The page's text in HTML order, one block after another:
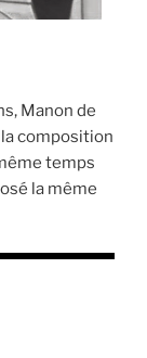
Manon de
composition
temps
la même